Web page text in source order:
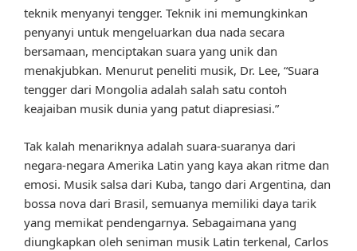
teknik menyanyi tengger. Teknik ini memungkinkan
penyanyi untuk mengeluarkan dua nada secara
bersamaan, menciptakan suara yang unik dan
menakjubkan. Menurut peneliti musik, Dr. Lee, “Suara
tengger dari Mongolia adalah salah satu contoh
keajaiban musik dunia yang patut diapresiasi.”
Tak kalah menariknya adalah suara-suaranya dari
negara-negara Amerika Latin yang kaya akan ritme dan
emosi. Musik salsa dari Kuba, tango dari Argentina, dan
bossa nova dari Brasil, semuanya memiliki daya tarik
yang memikat pendengarnya. Sebagaimana yang
diungkapkan oleh seniman musik Latin terkenal, Carlos